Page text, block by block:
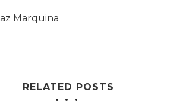
Marquina
RELATED POSTS